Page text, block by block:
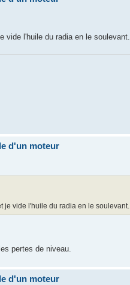
vide l'huile du radia en le soulevant.
d'un moteur
je vide l'huile du radia en le soulevant.
pertes de niveau.
d'un moteur